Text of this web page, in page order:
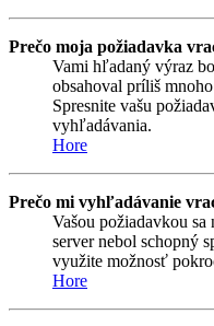
Prečo moja požiadavka
Vami hľadaný výraz
obsahoval príliš
Spresnite vašu
vyhľadávania.
Hore
Prečo mi vyhľadávanie
Vašou požiadavkou
server nebol schopný
využite možnosť
Hore